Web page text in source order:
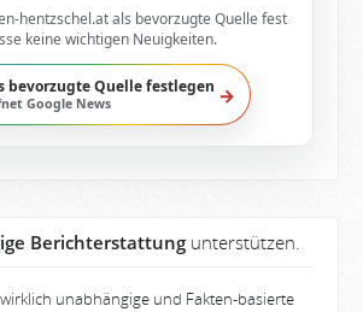
hentzschel.at als bevorzugte Quelle fest
keine wichtigen Neuigkeiten.
bevorzugte Quelle festlegen
Google News →
Berichterstattung unterstützen.
wirklich unabhängige und Fakten-basierte